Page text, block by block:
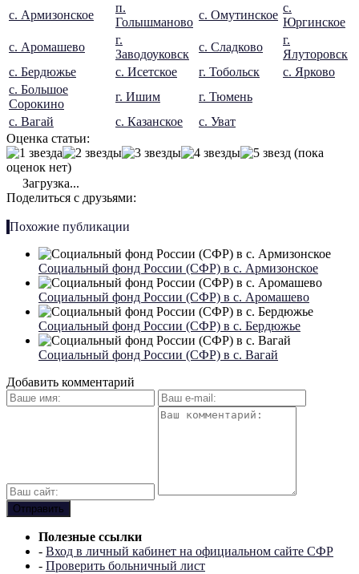
с. Армизонское
п.
Голышманово
с. Омутинское
с.
Юргинское
с. Аромашево
г.
Заводоуковск
с. Сладково
г.
Ялуторовск
с. Бердюжье
с. Исетское г. Тобольск
с. Ярково
с. Большое
Сорокино
г. Ишим
г. Тюмень
с. Вагай
с. Казанское
с. Уват
Оценка статьи:
(пока
оценок нет)
Загрузка...
Поделиться с друзьями:
Похожие публикации
Социальный фонд России (СФР) в с. Армизонское
Социальный фонд России (СФР) в с. Аромашево
Социальный фонд России (СФР) в с. Бердюжье
Социальный фонд России (СФР) в с. Вагай
Добавить комментарий
Полезные ссылки
- Вход в личный кабинет на официальном сайте СФР
- Проверить больничный лист